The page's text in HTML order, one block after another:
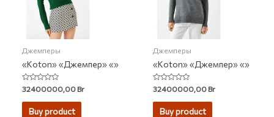
Джемперы
«Koton» «Джемпер» «»
Rated
0
out
32400000,00Br
Buy product
Джемперы
«Koton» «Джемпер» «»
Rated
0
out
32400000,00Br
Buy product